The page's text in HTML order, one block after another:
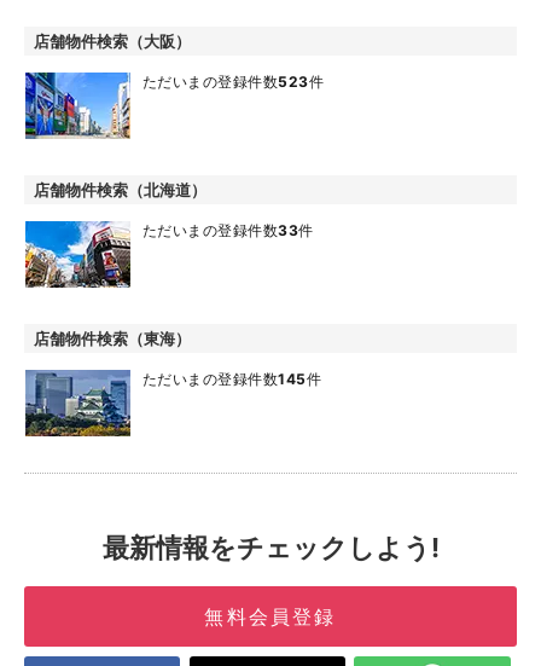
店舗物件検索（大阪）
ただいまの登録件数523件
店舗物件検索（北海道）
ただいまの登録件数33件
店舗物件検索（東海）
ただいまの登録件数145件
最新情報をチェックしよう!
無料会員登録